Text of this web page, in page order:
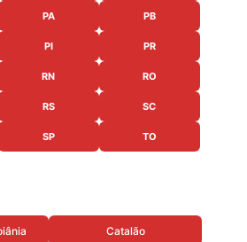
PA PB
PI PR
RN RO
RS SC
SP TO
Catalão